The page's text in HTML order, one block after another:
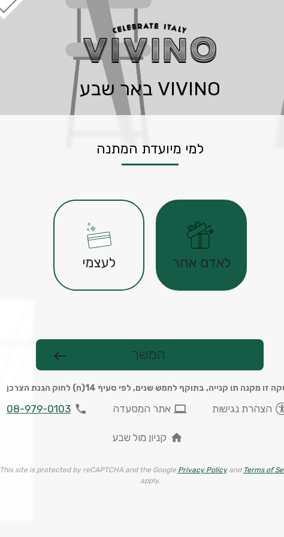
VIVINO באר שבע
למי מיועדת המתנה
לאדם אחר לעצמי
המשך west
זו מקנה תו קנייה, בתוקף לחמש שנים, לפי סעיף 14(ח) לחוק הגנת הצרכן
הצהרת נגישות computer אתר המסעדה phone
08-979-0103
home קניון מול שבע
This site is protected by reCAPTCHA and the Google Privacy Policyand Terms of
apply.